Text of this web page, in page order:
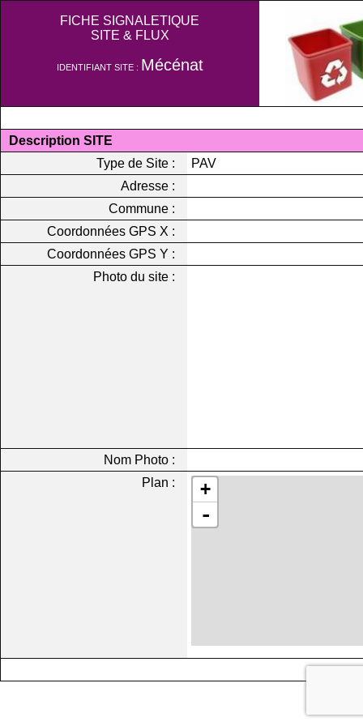
FICHE SIGNALETIQUE
SITE & FLUX
IDENTIFIANT SITE : Mécénat
Description SITE
Type de Site :
PAV
Adresse :
Commune :
Coordonnées GPS X :
Coordonnées GPS Y :
Photo du site :
Nom Photo :
Plan :
+
-